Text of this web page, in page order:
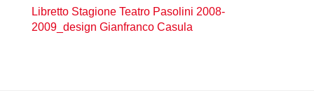
Libretto Stagione Teatro Pasolini 2008-
2009_design Gianfranco Casula